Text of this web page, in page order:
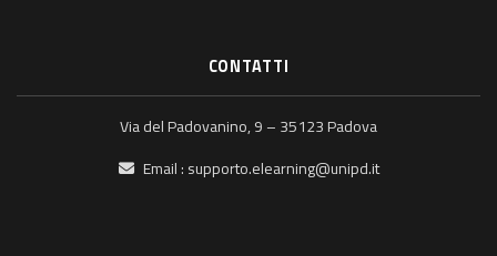
CONTATTI
Via del Padovanino, 9 – 35123 Padova
Email : supporto.elearning@unipd.it